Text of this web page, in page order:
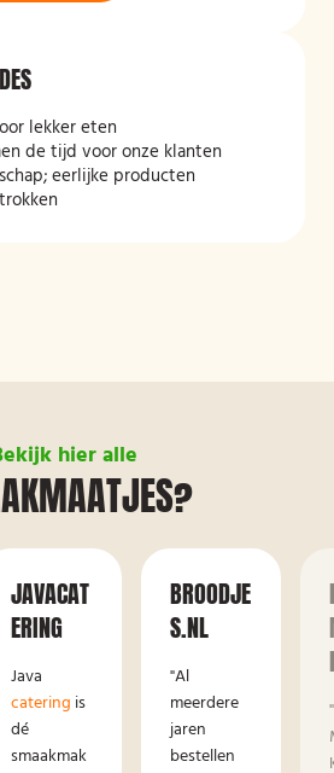
lekker eten
de tijd voor onze klanten
eerlijke producten
hier alle
JAVACAT
ERING
Java
catering is
dé
smaakmak
BROODJE
S.NL
"Al
meerdere
jaren
bestellen